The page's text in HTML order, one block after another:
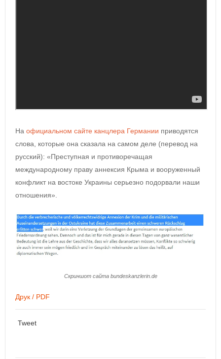
На официальном сайте канцлера Германии приводятся
слова, которые она сказала на самом деле (перевод на
русский): «Преступная и противоречащая
международному праву аннексия Крыма и вооруженный
конфликт на востоке Украины серьезно подорвали наши
отношения».
Скриншот сайта bundeskanzlerin.de
Друк / PDF
Tweet